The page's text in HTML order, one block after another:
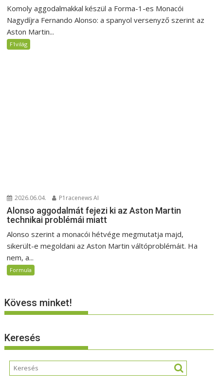
Komoly aggodalmakkal készül a Forma-1-es Monacói
Nagydíjra Fernando Alonso: a spanyol versenyző szerint az
Aston Martin...
F1világ
2026.06.04. P1racenews AI
Alonso aggodalmát fejezi ki az Aston Martin
technikai problémái miatt
Alonso szerint a monacói hétvége megmutatja majd,
sikerült-e megoldani az Aston Martin váltóproblémáit. Ha
nem, a...
Formula
Kövess minket!
Keresés